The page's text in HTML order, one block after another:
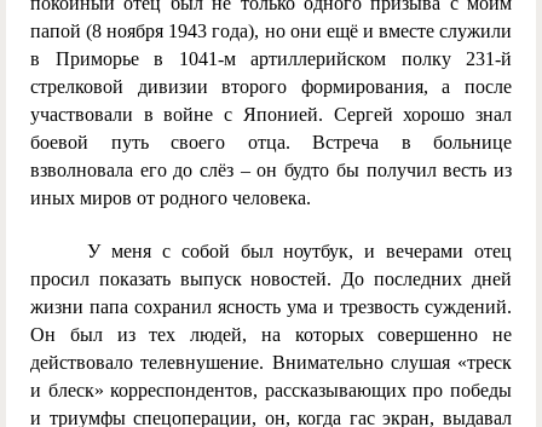
папой (8 ноября 1943 года), но они ещё и вместе служили
в Приморье в 1041-м артиллерийском полку 231-й
стрелковой дивизии второго формирования, а после
участвовали в войне с Японией. Сергей хорошо знал
боевой путь своего отца. Встреча в больнице
взволновала его до слёз – он будто бы получил весть из
иных миров от родного человека.
У меня с собой был ноутбук, и вечерами отец
просил показать выпуск новостей. До последних дней
жизни папа сохранил ясность ума и трезвость суждений.
Он был из тех людей, на которых совершенно не
действовало телевнушение. Внимательно слушая «треск
и блеск» корреспондентов, рассказывающих про победы
и триумфы спецоперации, он, когда гас экран, выдавал